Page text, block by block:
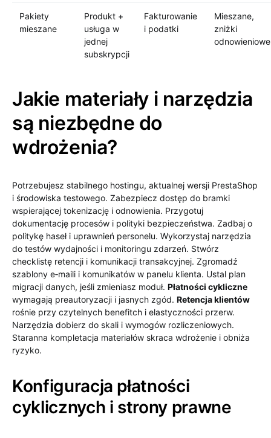
Pakiety
mieszane
Produkt +
usługa w
jednej
subskrypcji
Fakturowanie
i podatki
Mieszane,
zniżki
odnowieniowe
Jakie materiały i narzędzia
są niezbędne do
wdrożenia?
Potrzebujesz stabilnego hostingu, aktualnej wersji PrestaShop
i środowiska testowego. Zabezpiecz dostęp do bramki
wspierającej tokenizację i odnowienia. Przygotuj
dokumentację procesów i polityki bezpieczeństwa. Zadbaj o
politykę haseł i uprawnień personelu. Wykorzystaj narzędzia
do testów wydajności i monitoringu zdarzeń. Stwórz
checklistę retencji i komunikacji transakcyjnej. Zgromadź
szablony e‑maili i komunikatów w panelu klienta. Ustal plan
migracji danych, jeśli zmieniasz moduł. Płatności cykliczne
wymagają preautoryzacji i jasnych zgód. Retencja klientów
rośnie przy czytelnych benefitch i elastyczności przerw.
Narzędzia dobierz do skali i wymogów rozliczeniowych.
Staranna kompletacja materiałów skraca wdrożenie i obniża
ryzyko.
Konfiguracja płatności
cyklicznych i strony prawne